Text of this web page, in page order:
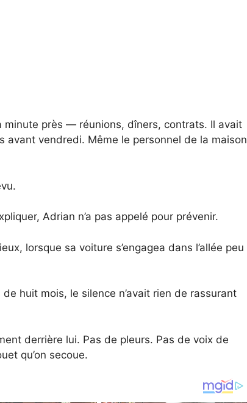
minute près — réunions, dîners, contrats. Il avait
avant vendredi. Même le personnel de la maison
Adrian n’a pas appelé pour prévenir.
lorsque sa voiture s’engagea dans l’allée peu
huit mois, le silence n’avait rien de rassurant
derrière lui. Pas de pleurs. Pas de voix de
qu’on secoue.